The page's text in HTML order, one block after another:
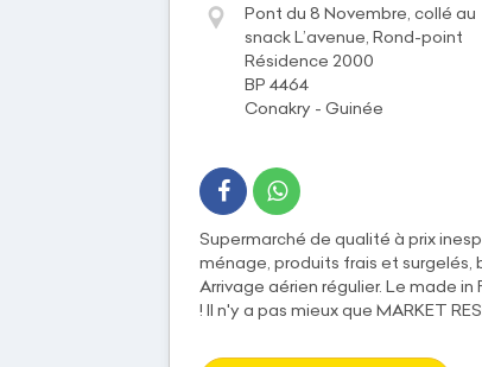
Pont du 8 Novembre, collé au
snack L’avenue, Rond-point
Résidence 2000
BP 4464
Conakry - Guinée
Supermarché de qualité à prix
ménage, produits frais et surgelés,
Arrivage aérien régulier. Le made
! Il n'y a pas mieux que MARKET